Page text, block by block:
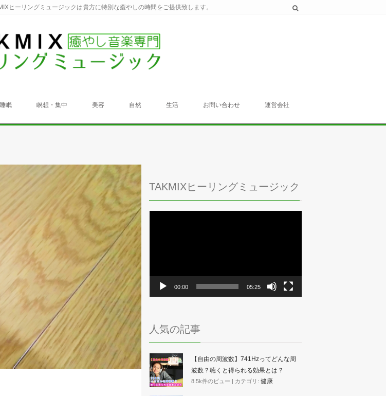
ヒーリングミュージックは貴方に特別な癒やしの時間をご提供致します。
睡眠 瞑想・集中 美容 自然 生活 お問い合わせ 運営会社
TAKMIXヒーリングミュージック
00:00 05:25
人気の記事
【自由の周波数】741Hzってどんな周
波数？聴くと得られる効果とは？
8.5k件のビュー | カテゴリ: 健康